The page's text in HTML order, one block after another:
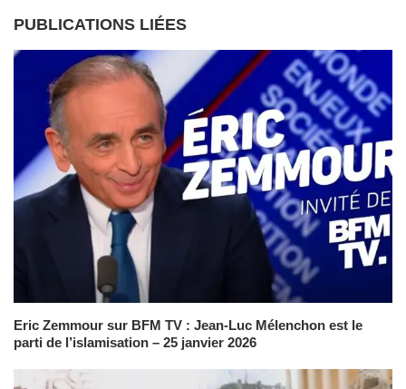
PUBLICATIONS LIÉES
Eric Zemmour sur BFM TV : Jean-Luc Mélenchon est le
parti de l’islamisation – 25 janvier 2026